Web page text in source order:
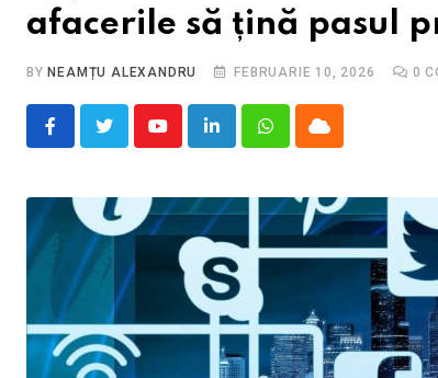
afacerile să țină pasul
BY NEAMȚU ALEXANDRU FEBRUARIE 10, 2026 0
YoutubeLinkedInWhatsappCloud